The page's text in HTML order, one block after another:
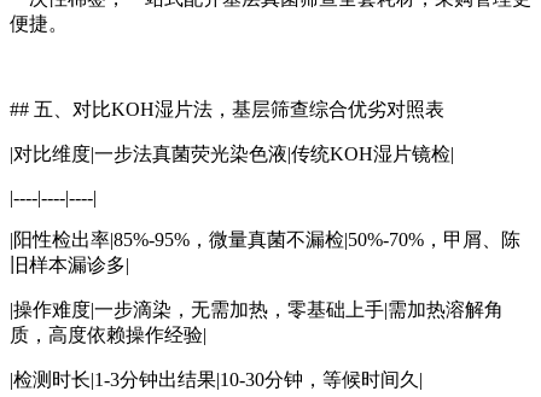
便捷。
## 五、对比KOH湿片法，基层筛查综合优劣对照表
|对比维度|一步法真菌荧光染色液|传统KOH湿片镜检|
|----|----|----|
|阳性检出率|85%-95%，微量真菌不漏检|50%-70%，甲屑、陈
旧样本漏诊多|
|操作难度|一步滴染，无需加热，零基础上手|需加热溶解角
质，高度依赖操作经验|
|检测时长|1-3分钟出结果|10-30分钟，等候时间久|